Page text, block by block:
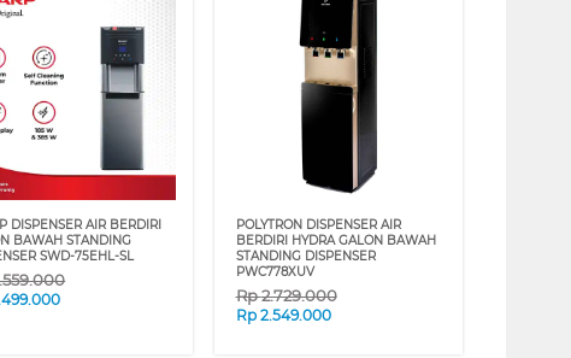
DISPENSER AIR BERDIRI
BAWAH STANDING
SWD-75EHL-SL
POLYTRON DISPENSER AIR
BERDIRI HYDRA GALON BAWAH
STANDING DISPENSER
PWC778XUV
Rp2.729.000
Rp 2.549.000